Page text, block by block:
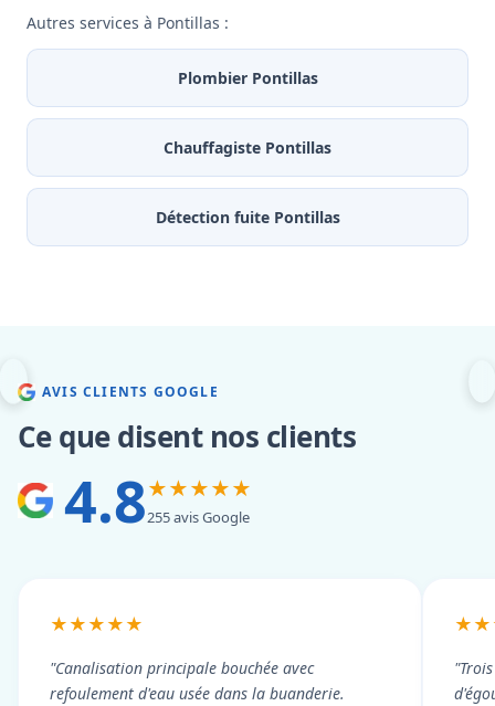
Autres services à Pontillas :
Plombier Pontillas
Chauffagiste Pontillas
Détection fuite Pontillas
AVIS CLIENTS GOOGLE
Ce que disent nos clients
4.8★★★★★
255 avis Google
★★★★★
"Canalisation principale bouchée avec
refoulement d'eau usée dans la buanderie.